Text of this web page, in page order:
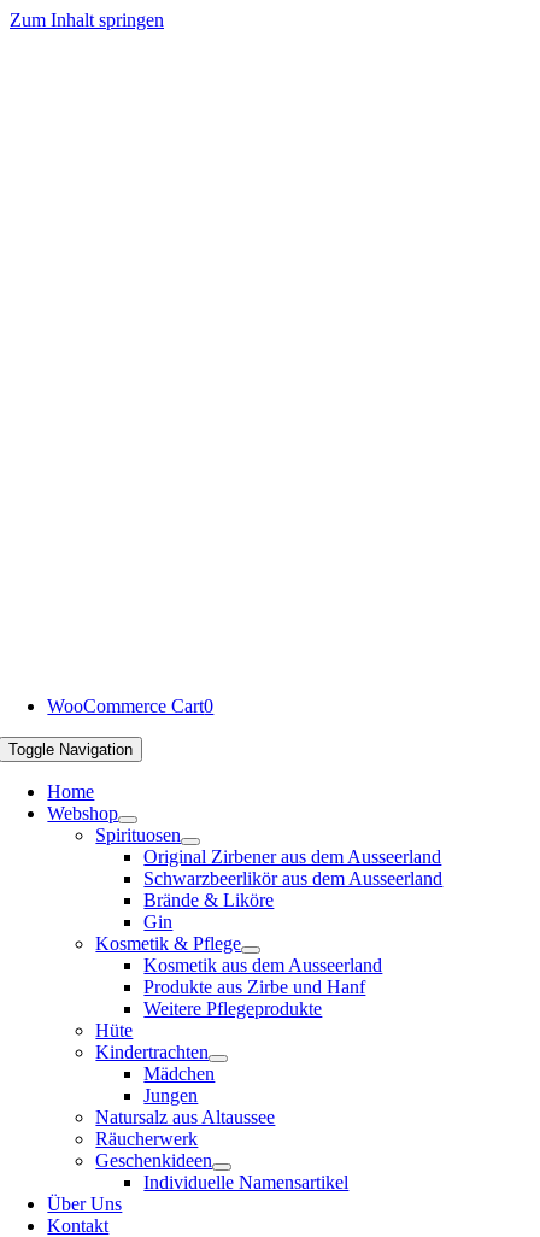
Zum Inhalt springen
WooCommerce Cart0
Toggle Navigation
Home
Webshop
Spirituosen
Original Zirbener aus dem Ausseerland
Schwarzbeerlikör aus dem Ausseerland
Brände & Liköre
Gin
Kosmetik & Pflege
Kosmetik aus dem Ausseerland
Produkte aus Zirbe und Hanf
Weitere Pflegeprodukte
Hüte
Kindertrachten
Mädchen
Jungen
Natursalz aus Altaussee
Räucherwerk
Geschenkideen
Individuelle Namensartikel
Über Uns
Kontakt